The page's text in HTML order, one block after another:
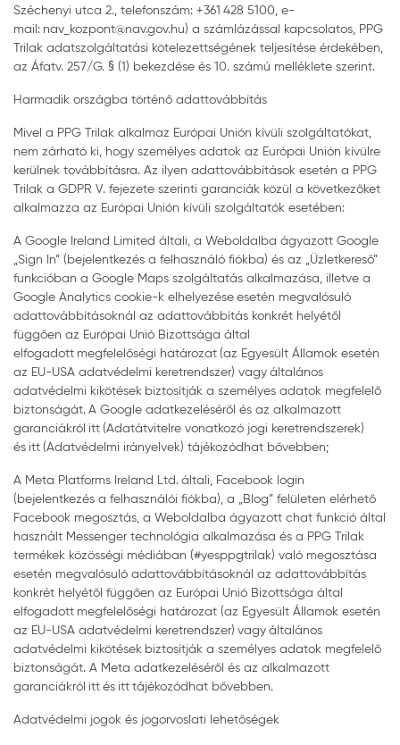
Széchenyi utca 2., telefonszám: +361 428 5100, e-
mail: nav_kozpont@nav.gov.hu) a számlázással kapcsolatos, PPG
Trilak adatszolgáltatási kötelezettségének teljesítése érdekében,
az Áfatv. 257/G. § (1) bekezdése és 10. számú melléklete szerint.
Harmadik országba történő adattovábbítás
Mivel a PPG Trilak alkalmaz Európai Unión kívüli szolgáltatókat,
nem zárható ki, hogy személyes adatok az Európai Unión kívülre
kerülnek továbbításra. Az ilyen adattovábbítások esetén a PPG
Trilak a GDPR V. fejezete szerinti garanciák közül a következőket
alkalmazza az Európai Unión kívüli szolgáltatók esetében:
A Google Ireland Limited általi, a Weboldalba ágyazott Google
„Sign In” (bejelentkezés a felhasználó fiókba) és az „Üzletkereső”
funkcióban a Google Maps szolgáltatás alkalmazása, illetve a
Google Analytics cookie-k elhelyezése esetén megvalósuló
adattovábbításoknál az adattovábbítás konkrét helyétől
függően az Európai Unió Bizottsága által
elfogadott megfelelőségi határozat (az Egyesült Államok esetén
az EU-USA adatvédelmi keretrendszer) vagy általános
adatvédelmi kikötések biztosítják a személyes adatok megfelelő
biztonságát. A Google adatkezeléséről és az alkalmazott
garanciákról itt (Adatátvitelre vonatkozó jogi keretrendszerek)
és itt (Adatvédelmi irányelvek) tájékozódhat bővebben;
A Meta Platforms Ireland Ltd. általi, Facebook login
(bejelentkezés a felhasználói fiókba), a „Blog” felületen elérhető
Facebook megosztás, a Weboldalba ágyazott chat funkció által
használt Messenger technológia alkalmazása és a PPG Trilak
termékek közösségi médiában (#yesppgtrilak) való megosztása
esetén megvalósuló adattovábbításoknál az adattovábbítás
konkrét helyétől függően az Európai Unió Bizottsága által
elfogadott megfelelőségi határozat (az Egyesült Államok esetén
az EU-USA adatvédelmi keretrendszer) vagy általános
adatvédelmi kikötések biztosítják a személyes adatok megfelelő
biztonságát. A Meta adatkezeléséről és az alkalmazott
garanciákról itt és itt tájékozódhat bővebben.
Adatvédelmi jogok és jogorvoslati lehetőségek